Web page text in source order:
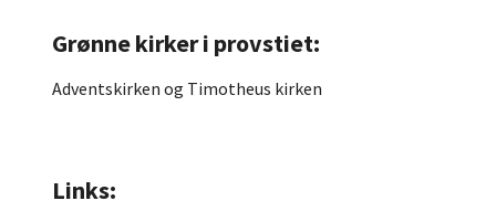
Grønne kirker i provstiet:
Adventskirken og Timotheus kirken
Links: